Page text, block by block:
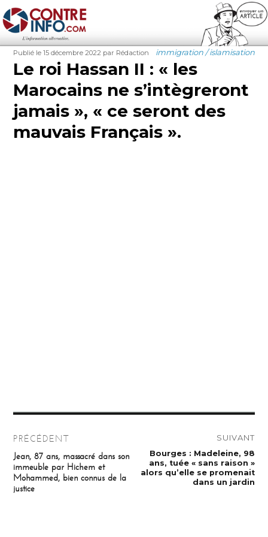
Contre-Info
Publié
le
Publié le 15 décembre 2022 Auteur
par Rédaction Catégories
immigration / islamisation
Le roi Hassan II : « les
Marocains ne s’intègreront
jamais », « ce seront des
mauvais Français ».
de
l’article
PRÉCÉDENT
Publication
précédente :
Jean, 87 ans, massacré dans son
immeuble par Hichem et
Mohammed, bien connus de la
justice
SUIVANT
Publication
suivante :
Bourges : Madeleine, 98
ans, tuée « sans raison »
alors qu’elle se promenait
dans un jardin